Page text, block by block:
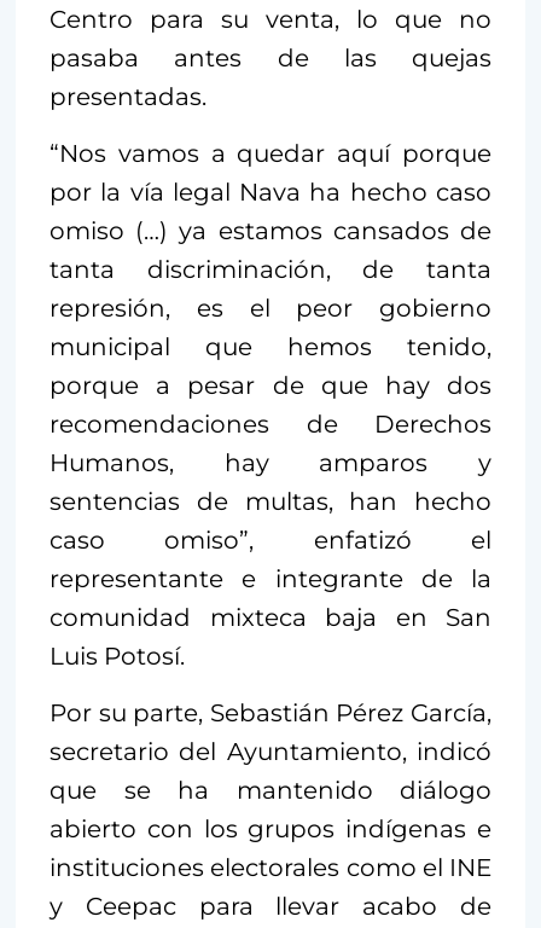
Centro para su venta, lo que no
pasaba antes de las quejas
presentadas.
“Nos vamos a quedar aquí porque
por la vía legal Nava ha hecho caso
omiso (…) ya estamos cansados de
tanta discriminación, de tanta
represión, es el peor gobierno
municipal que hemos tenido,
porque a pesar de que hay dos
recomendaciones de Derechos
Humanos, hay amparos y
sentencias de multas, han hecho
caso omiso”, enfatizó el
representante e integrante de la
comunidad mixteca baja en San
Luis Potosí.
Por su parte, Sebastián Pérez García,
secretario del Ayuntamiento, indicó
que se ha mantenido diálogo
abierto con los grupos indígenas e
instituciones electorales como el INE
y Ceepac para llevar acabo de